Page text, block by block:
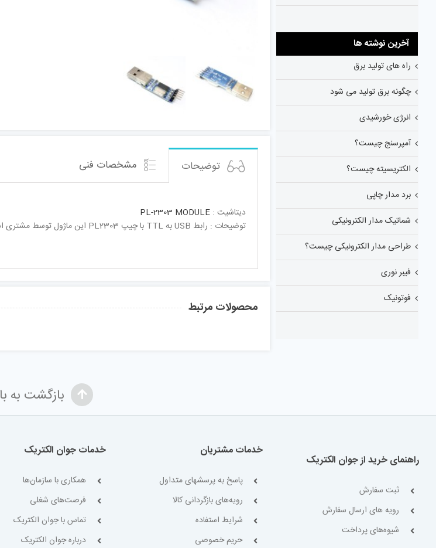
توضیحات مشخصات فنی
دیتاشیت : PL-2303 MODULE
توضیحات : رابط USB به TTL با چیپ PL2303 این ماژول توسط مشتری استفاده شده است ” خرید با مهلت تست ”
محصولات مرتبط
آخرین نوشته ها
راه های تولید برق
چگونه برق تولید می شود
انرژی خورشیدی
آمپرسنج چیست؟
الکتریسیته چیست؟
برد مدار چاپی
شماتیک مدار الکترونیکی
طراحی مدار الکترونیکی چیست؟
فیبر نوری
فوتونیک
بازگشت به
راهنمای خرید از جوان الکتریک
ثبت سفارش
رویه های ارسال سفارش
شیوه‌های پرداخت
خدمات مشتریان
پاسخ به پرسشهای متداول
رویه‌های بازگردانی کالا
شرایط استفاده
حریم خصوصی
خدمات جوان الکتریک
همکاری با سازمان‌ها
فرصت‌های شغلی
تماس با جوان الکتریک
درباره جوان الکتریک